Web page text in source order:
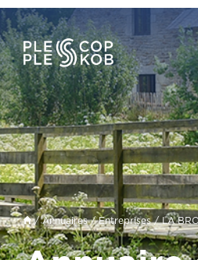
/Annuaires/Entreprises/ LA